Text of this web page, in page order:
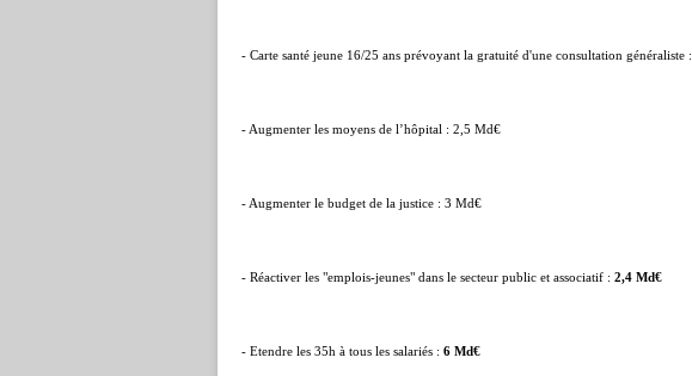
- Carte santé jeune 16/25 ans prévoyant la gratuité d'une consultation généraliste :
- Augmenter les moyens de l’hôpital : 2,5 Md€
- Augmenter le budget de la justice : 3 Md€
- Réactiver les "emplois-jeunes" dans le secteur public et associatif : 2,4 Md€
- Etendre les 35h à tous les salariés : 6 Md€